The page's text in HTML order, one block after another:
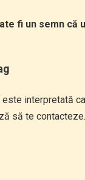
fi un semn
interpretată
să te